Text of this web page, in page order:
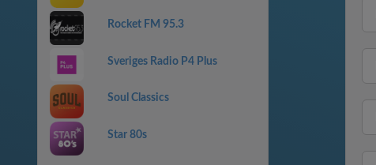
Rocket FM 95.3
Sveriges Radio P4 Plus
Soul Classics
Star 80s